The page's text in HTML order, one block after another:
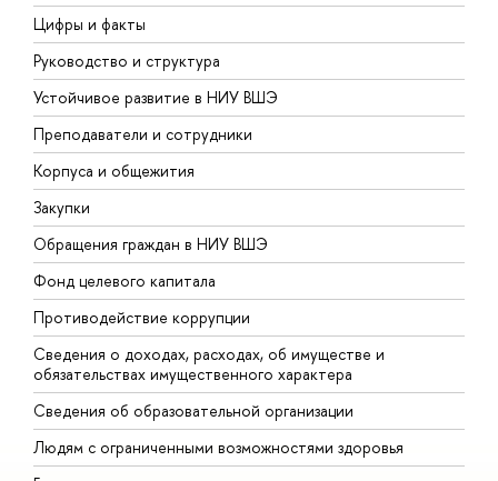
Цифры и факты
Руководство и структура
Устойчивое развитие в НИУ ВШЭ
Преподаватели и сотрудники
Корпуса и общежития
Закупки
Обращения граждан в НИУ ВШЭ
Фонд целевого капитала
Противодействие коррупции
Сведения о доходах, расходах, об имуществе и
обязательствах имущественного характера
Сведения об образовательной организации
Людям с ограниченными возможностями здоровья